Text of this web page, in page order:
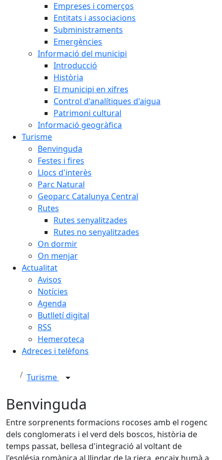
Empreses i comerços
Entitats i associacions
Subministraments
Emergències
Informació del municipi
Introducció
Història
El municipi en xifres
Control d'analítiques d'aigua
Patrimoni cultural
Informació geogràfica
Turisme
Benvinguda
Festes i fires
Llocs d'interès
Parc Natural
Geoparc Catalunya Central
Rutes
Rutes senyalitzades
Rutes no senyalitzades
On dormir
On menjar
Actualitat
Avisos
Notícies
Agenda
Butlletí digital
RSS
Hemeroteca
Adreces i telèfons
Turisme
Benvinguda
Entre sorprenents formacions rocoses amb el rogenc
dels conglomerats i el verd dels boscos, història de
temps passat, bellesa d'integració al voltant de